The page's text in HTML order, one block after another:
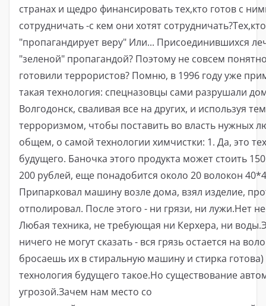
странах и щедро финансировать тех,кто готов с
сотрудничать -с кем они хотят сотрудничать?Тех,кто
"пропагандирует веру" Или... Присоединившихся
"зеленой" пропагандой? Поэтому не совсем
готовили террористов? Помню, в 1996 году уже
такая технология: спецназовцы сами разрушали
Волгодонск, сваливая все на других, и используя
терроризмом, чтобы поставить во власть нужных
общем, о самой технологии химчистки: 1. Да, это
будущего. Баночка этого продукта может стоить
200 рублей, еще понадобится около 20 волокон
Припарковал машину возле дома, взял изделие,
отполировал. После этого - ни грязи, ни лужи.Нет
Любая техника, не требующая ни Керхера, ни
ничего не могут сказать - вся грязь остается на
бросаешь их в стиральную машину и стирка
технология будущего такое.Но существование
угрозой.Зачем нам место со